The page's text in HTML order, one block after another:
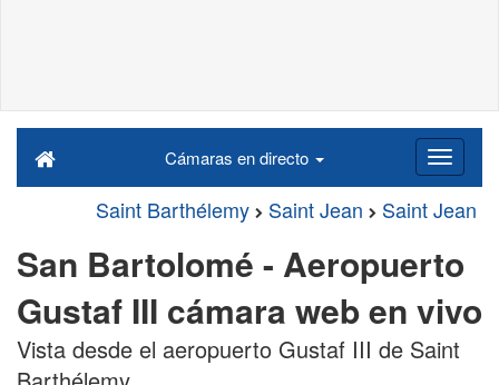
Cámaras en directo
Saint Barthélemy Saint Jean Saint Jean
San Bartolomé - Aeropuerto
Gustaf III cámara web en vivo
Vista desde el aeropuerto Gustaf III de Saint